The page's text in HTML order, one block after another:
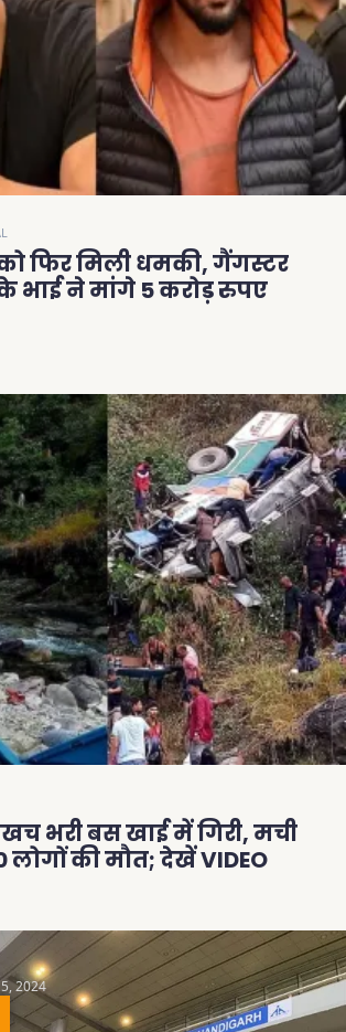
फिर मिली धमकी, गैंगस्टर
भाई ने मांगे 5 करोड़ रुपए
भरी बस खाई में गिरी, मची
की मौत; देखें VIDEO
2024